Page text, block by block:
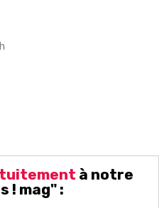
à notre
! mag" :